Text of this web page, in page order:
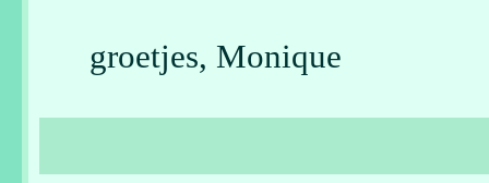
groetjes, Monique